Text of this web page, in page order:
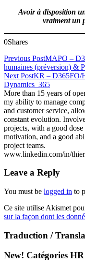
Avoir à disposition
vraiment un
0Shares
Previous PostMAPO –
humaines (préversion) &
Next PostKR – D365FO/
Dynamics_365
More than 15 years of
my ability to manage
and customer service,
constant evolution.
projects, with a good
motivation, and a good
project teams.
www.linkedin.com/in/
Leave a Reply
You must be logged in to
Ce site utilise Akismet
sur la façon dont les
Traduction /
New! Catégories HR